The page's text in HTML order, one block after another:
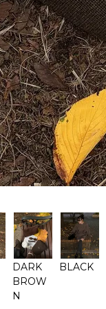
DARK
BROW
N
BLACK